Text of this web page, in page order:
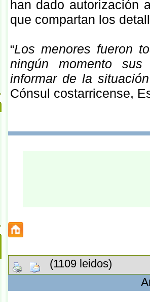
han dado autorización
que compartan los
“Los menores fueron
ningún momento
informar de la
Cónsul costarricense,
(1109 leidos)